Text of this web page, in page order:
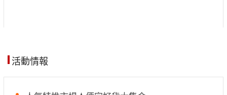
活動情報